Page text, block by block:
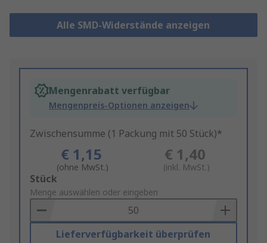
Alle SMD-Widerstände anzeigen
Mengenrabatt verfügbar
Mengenpreis-Optionen anzeigen
Zwischensumme (1 Packung mit 50 Stück)*
€ 1,15
(ohne MwSt.)
€ 1,40
(inkl. MwSt.)
Add
to
Basket
Stück
Menge auswählen oder eingeben
Lieferverfügbarkeit überprüfen